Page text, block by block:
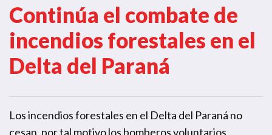
Continúa el combate de
incendios forestales en el
Delta del Paraná
Los incendios forestales en el Delta del Paraná no
cesan, por tal motivo los bomberos voluntarios